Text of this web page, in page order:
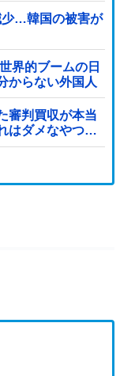
少…韓国の被害が
界的ブームの日
からない外国人
審判買収が本当
はダメなやつ…